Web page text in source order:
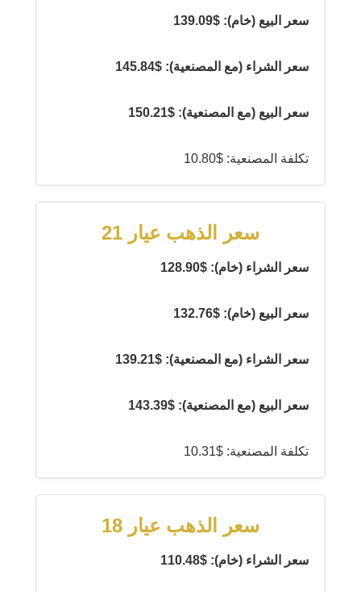
سعر البيع (خام): $139.09
سعر الشراء (مع المصنعية): $145.84
سعر البيع (مع المصنعية): $150.21
تكلفة المصنعية: $10.80
سعر الذهب عيار 21
سعر الشراء (خام): $128.90
سعر البيع (خام): $132.76
سعر الشراء (مع المصنعية): $139.21
سعر البيع (مع المصنعية): $143.39
تكلفة المصنعية: $10.31
سعر الذهب عيار 18
سعر الشراء (خام): $110.48